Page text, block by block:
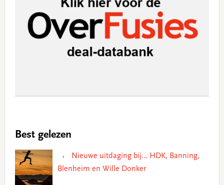
Best gelezen
Nieuwe uitdaging bij… HDK, Banning,
Blenheim en Wille Donker